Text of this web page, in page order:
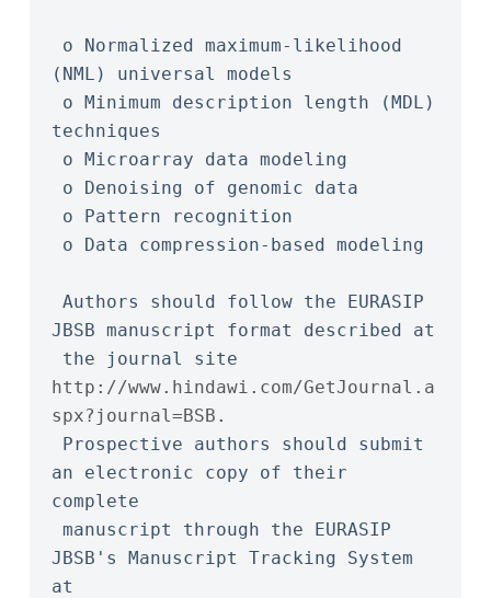
(NML) universal models
techniques
o Microarray data modeling
o Denoising of genomic data
o Pattern recognition
o Data compression-based modeling
JBSB manuscript format described at
http://www.hindawi.com/GetJournal.a
spx?journal=BSB .
an electronic copy of their
complete
JBSB's Manuscript Tracking System
at